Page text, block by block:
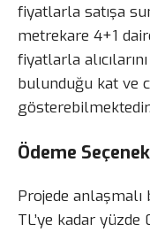
fiyatlarla satışa
metrekare 4+1
fiyatlarla
bulunduğu kat ve
gösterebilmektedir.
Ödeme
Projede anlaşmalı
TL’ye kadar